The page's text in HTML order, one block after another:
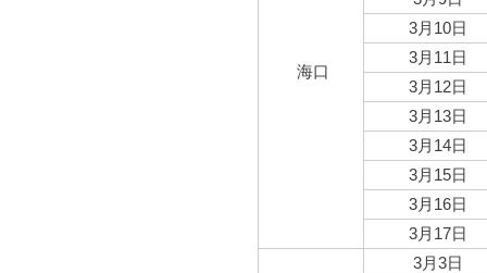
海口
3月10日
3月11日
3月12日
3月13日
3月14日
3月15日
3月16日
3月17日
3月3日